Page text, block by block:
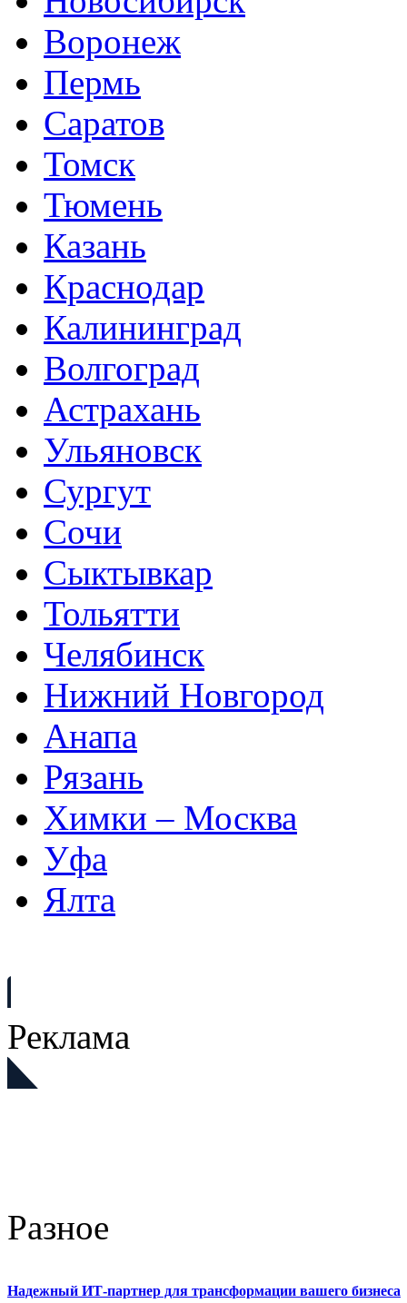
Воронеж
Пермь
Саратов
Томск
Тюмень
Казань
Краснодар
Калининград
Волгоград
Астрахань
Ульяновск
Сургут
Сочи
Сыктывкар
Тольятти
Челябинск
Нижний Новгород
Анапа
Рязань
Химки – Москва
Уфа
Ялта
Реклама
Разное
Надежный ИТ-партнер для трансформации вашего бизнеса